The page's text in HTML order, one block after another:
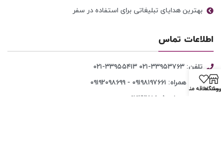
بهترین هدایای تبلیغاتی برای استفاده در سفر
اطلاعات تماس
تلفن: ۳۳۹۵۳۷۶۳-۰۲۱ ۳۳۹۵۵۴۱۳-۰۲۱
تلفن همراه: ۰۹۱۹۸۱۹۷۶۶۱ - ۰۹۱۹۲۰۹۸۶۹۹
تلفن همراه: ۰۹۱۹۲۲۷۸۶۰۵
علاقه مندی ها